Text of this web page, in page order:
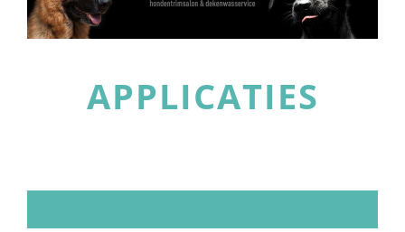
APPLICATIES